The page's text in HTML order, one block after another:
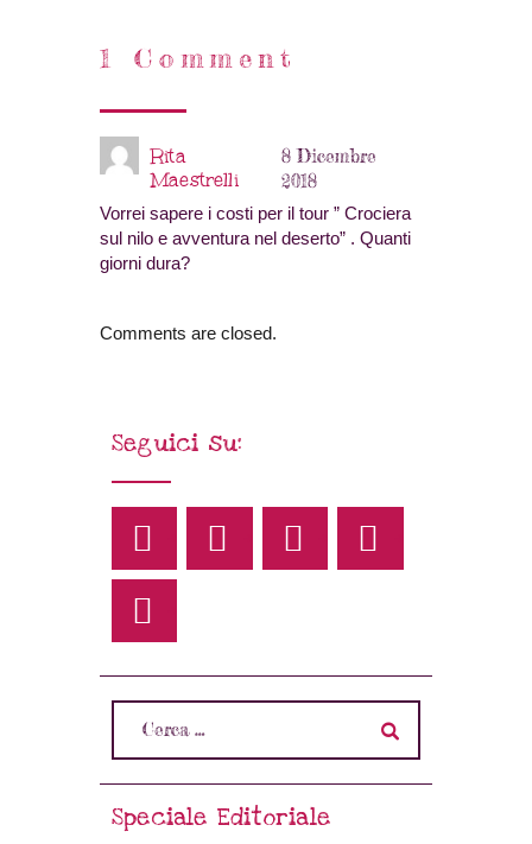
1 Comment
Rita
Maestrelli
8 Dicembre
2018
Vorrei sapere i costi per il tour ” Crociera
sul nilo e avventura nel deserto” . Quanti
giorni dura?
Comments are closed.
Seguici su:
Speciale Editoriale